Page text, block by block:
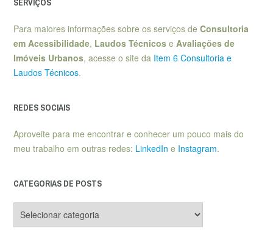
SERVIÇOS
Para maiores informações sobre os serviços de Consultoria
em Acessibilidade, Laudos Técnicos e Avaliações de
Imóveis Urbanos, acesse o site da Item 6 Consultoria e
Laudos Técnicos.
REDES SOCIAIS
Aproveite para me encontrar e conhecer um pouco mais do
meu trabalho em outras redes: LinkedIn e Instagram.
CATEGORIAS DE POSTS
de